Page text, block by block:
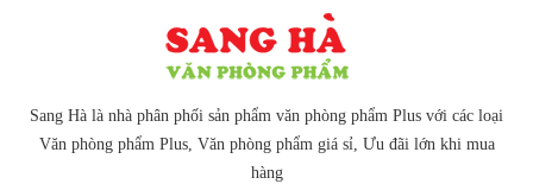
Sang Hà là nhà phân phối sản phẩm văn phòng phẩm Plus với các loại
Văn phòng phẩm Plus, Văn phòng phẩm giá sỉ, Ưu đãi lớn khi mua
hàng